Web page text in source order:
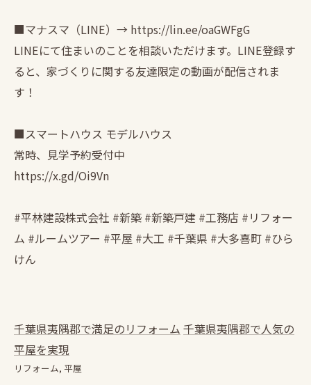
■マナスマ（LINE）→ https://lin.ee/oaGWFgG
LINEにて住まいのことを相談いただけます。LINE登録す
ると、家づくりに関する友達限定の動画が配信されま
す！
■スマートハウス モデルハウス
常時、見学予約受付中
https://x.gd/Oi9Vn
#平林建設株式会社 #新築 #新築戸建 #工務店 #リフォー
ム #ルームツアー #平屋 #大工 #千葉県 #大多喜町 #ひら
けん
千葉県夷隅郡で満足のリフォーム 千葉県夷隅郡で人気の
平屋を実現
リフォーム 平屋